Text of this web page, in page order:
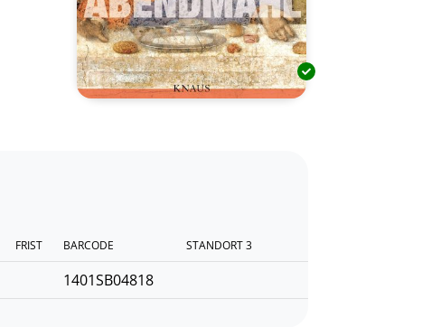
FRIST BARCODE STANDORT 3
1401SB04818